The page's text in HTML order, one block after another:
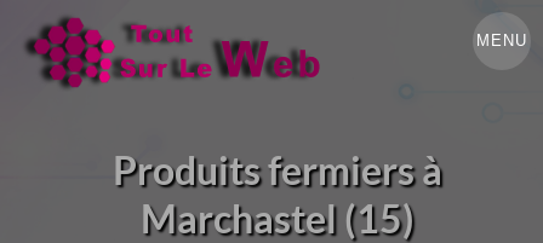
MENU
Produits fermiers à
Marchastel (15)